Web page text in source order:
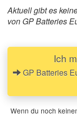
Aktuell gibt es
von GP Batteries
Ich
GP Batteries
Wenn du noch